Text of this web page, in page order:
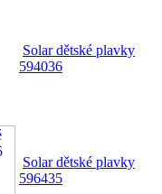
Solar dětské plavky
594036
Solar dětské plavky
596435